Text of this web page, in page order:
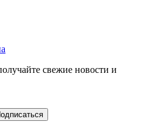
свежие новости и